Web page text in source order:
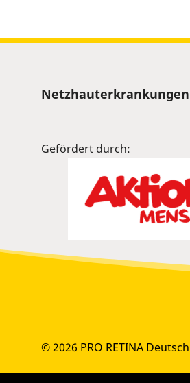
Sitemap
Netzhauterkrankungen
Gefördert durch:
© 2026 PRO RETINA